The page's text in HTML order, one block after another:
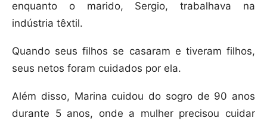
enquanto o marido, Sergio, trabalhava na
indústria têxtil.
Quando seus filhos se casaram e tiveram filhos,
seus netos foram cuidados por ela.
Além disso, Marina cuidou do sogro de 90 anos
durante 5 anos, onde a mulher precisou cuidar